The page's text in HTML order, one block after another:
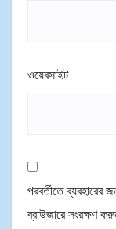
ওয়েবসাইট
পরবর্তীতে ব্যবহারের
ব্রাউজারে সংরক্ষণ